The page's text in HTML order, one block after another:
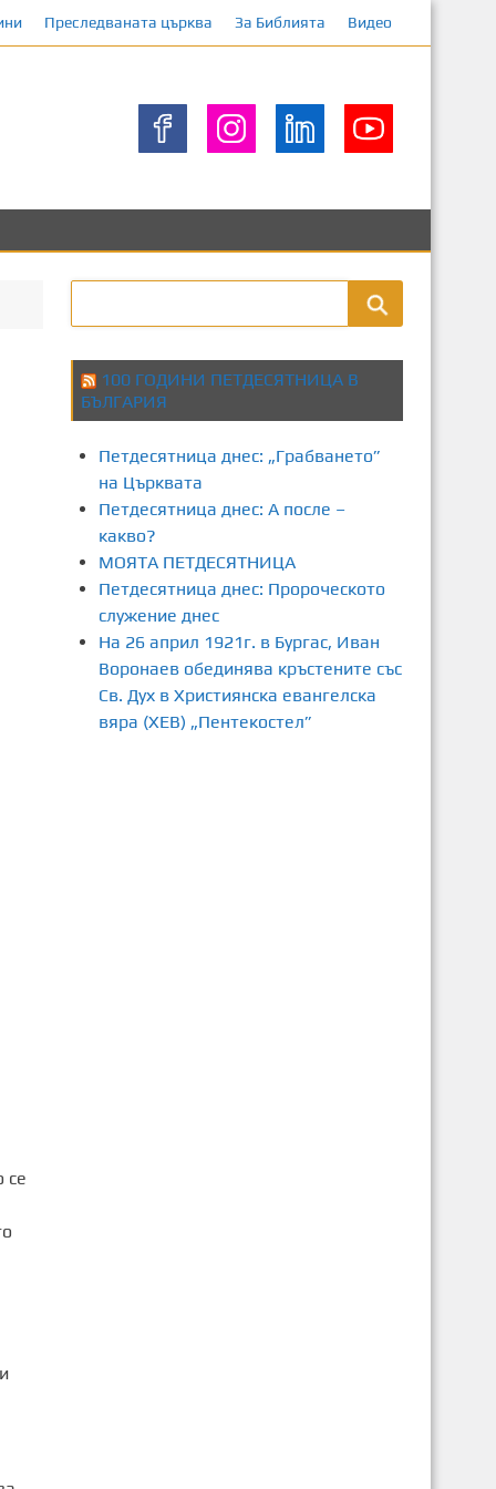
Преследваната църква За Библията Видео
се
100 ГОДИНИ ПЕТДЕСЯТНИЦА В
БЪЛГАРИЯ
Петдесятница днес: „Грабването”
на Църквата
Петдесятница днес: А после –
какво?
МОЯТА ПЕТДЕСЯТНИЦА
Петдесятница днес: Пророческото
служение днес
На 26 април 1921г. в Бургас, Иван
Воронаев обединява кръстените със
Св. Дух в Християнска евангелска
вяра (ХЕВ) „Пентекостел”